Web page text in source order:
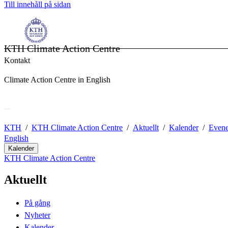
Till innehåll på sidan
KTH Climate Action Centre
Kontakt
Climate Action Centre in English
KTH KTH Climate Action Centre Aktuellt Kalender
English
Kalender
KTH Climate Action Centre
Aktuellt
På gång
Nyheter